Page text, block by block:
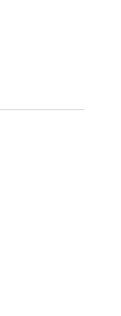
Folgen Sie
Homematic
und leben